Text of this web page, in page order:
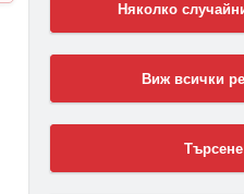
Няколко
Виж всички
Търсене